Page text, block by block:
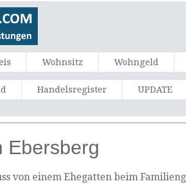
Wohnsitz Wohngeld
Handelsregister UPDATE
Ebersberg
von einem Ehegatten beim